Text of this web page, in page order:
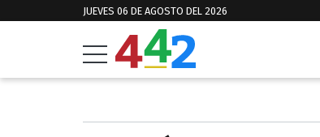
JUEVES 06 DE AGOSTO DEL 2026